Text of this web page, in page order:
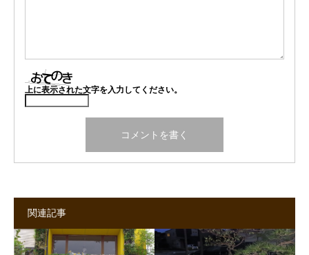
上に表示された文字を入力してください。
関連記事